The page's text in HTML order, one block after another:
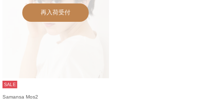
再入荷受付
SALE
Samansa Mos2